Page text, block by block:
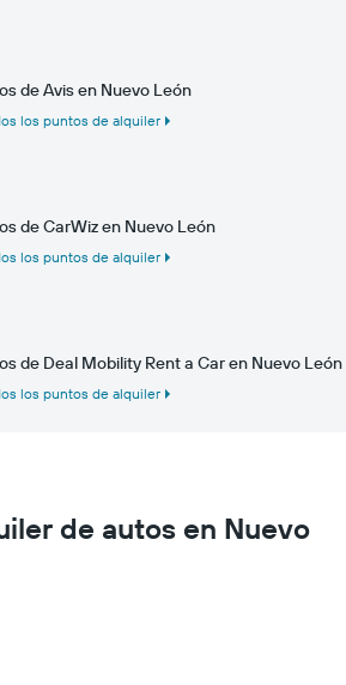
de Avis en Nuevo León
los puntos de alquiler
de CarWiz en Nuevo León
los puntos de alquiler
de Deal Mobility Rent a Car en Nuevo León
los puntos de alquiler
de autos en Nuevo